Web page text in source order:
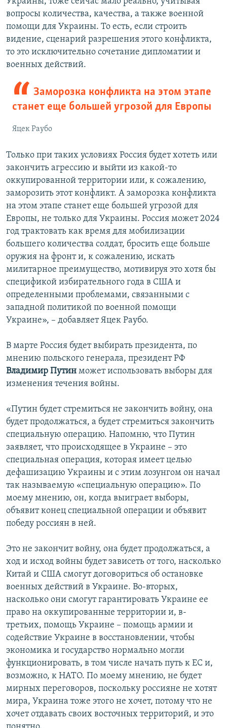
вопросы количества, качества, а также военной
помощи для Украины. То есть, если строить
видение, сценарий разрешения этого конфликта,
то это исключительно сочетание дипломатии и
военных действий.
Заморозка конфликта на этом этапе
станет еще большей угрозой для Европы
Яцек Раубо
Только при таких условиях Россия будет хотеть или
закончить агрессию и выйти из какой-то
оккупированной территории или, к сожалению,
заморозить этот конфликт. А заморозка конфликта
на этом этапе станет еще большей угрозой для
Европы, не только для Украины. Россия может 2024
год трактовать как время для мобилизации
большего количества солдат, бросить еще больше
оружия на фронт и, к сожалению, искать
милитарное преимущество, мотивируя это хотя бы
спецификой избирательного года в США и
определенными проблемами, связанными с
западной политикой по военной помощи
Украине», – добавляет Яцек Раубо.
В марте Россия будет выбирать президента, по
мнению польского генерала, президент РФ
Владимир Путин может использовать выборы для
изменения течения войны.
«Путин будет стремиться не закончить войну, она
будет продолжаться, а будет стремиться закончить
специальную операцию. Напомню, что Путин
заявляет, что происходящее в Украине – это
специальная операция, которая имеет целью
дефашизацию Украины и с этим лозунгом он начал
так называемую «специальную операцию». По
моему мнению, он, когда выиграет выборы,
объявит конец специальной операции и объявит
победу россиян в ней.
Это не закончит войну, она будет продолжаться, а
ход и исход войны будет зависеть от того, насколько
Китай и США смогут договориться об остановке
военных действий в Украине. Во-вторых,
насколько они смогут гарантировать Украине ее
право на оккупированные территории и, в-
третьих, помощь Украине – помощь армии и
содействие Украине в восстановлении, чтобы
экономика и государство нормально могли
функционировать, в том числе начать путь к ЕС и,
возможно, к НАТО. По моему мнению, не будет
мирных переговоров, поскольку россияне не хотят
мира, Украина тоже этого не хочет, потому что не
хочет отдавать своих восточных территорий, и это